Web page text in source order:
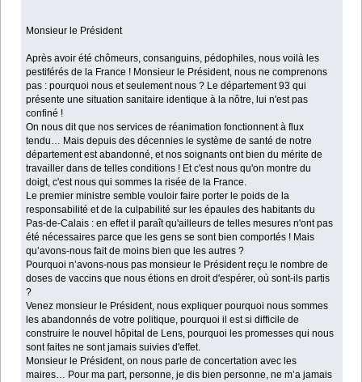
Monsieur le Président
Après avoir été chômeurs, consanguins, pédophiles, nous voilà les
pestiférés de la France ! Monsieur le Président, nous ne comprenons
pas : pourquoi nous et seulement nous ? Le département 93 qui
présente une situation sanitaire identique à la nôtre, lui n'est pas
confiné !
On nous dit que nos services de réanimation fonctionnent à flux
tendu… Mais depuis des décennies le système de santé de notre
département est abandonné, et nos soignants ont bien du mérite de
travailler dans de telles conditions ! Et c'est nous qu'on montre du
doigt, c'est nous qui sommes la risée de la France.
Le premier ministre semble vouloir faire porter le poids de la
responsabilité et de la culpabilité sur les épaules des habitants du
Pas-de-Calais : en effet il paraît qu'ailleurs de telles mesures n'ont pas
été nécessaires parce que les gens se sont bien comportés ! Mais
qu’avons-nous fait de moins bien que les autres ?
Pourquoi n’avons-nous pas monsieur le Président reçu le nombre de
doses de vaccins que nous étions en droit d'espérer, où sont-ils partis
?
Venez monsieur le Président, nous expliquer pourquoi nous sommes
les abandonnés de votre politique, pourquoi il est si difficile de
construire le nouvel hôpital de Lens, pourquoi les promesses qui nous
sont faites ne sont jamais suivies d'effet.
Monsieur le Président, on nous parle de concertation avec les
maires… Pour ma part, personne, je dis bien personne, ne m’a jamais